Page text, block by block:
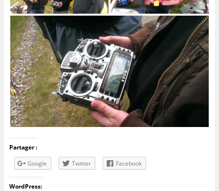
Partager :
Google
Twitter Facebook
WordPress: